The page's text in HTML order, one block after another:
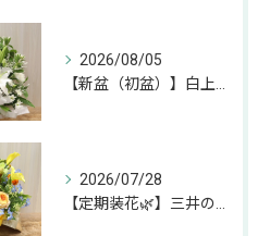
2026/08/05
【新盆（初盆）】白上がりのお供えアレンジのご紹介🕊✨
2026/07/28
【定期装花🌿】三井のリハウスふじみ野店様へのお届けアレンジ✨